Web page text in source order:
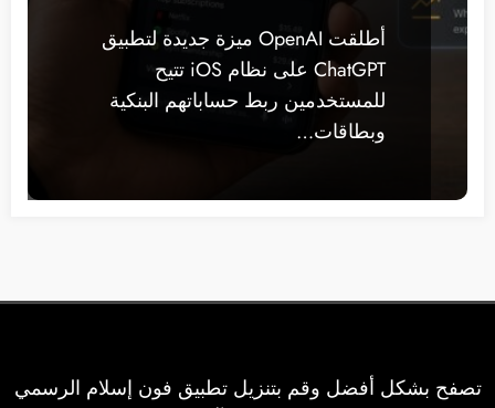
أطلقت OpenAI ميزة جديدة لتطبيق
ChatGPT على نظام iOS تتيح
للمستخدمين ربط حساباتهم البنكية
وبطاقات…
تصفح بشكل أفضل وقم بتنزيل تطبيق فون إسلام الرسمي